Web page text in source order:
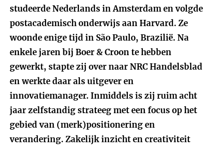
studeerde Nederlands in Amsterdam en volgde
postacademisch onderwijs aan Harvard. Ze
woonde enige tijd in São Paulo, Brazilië. Na
enkele jaren bij Boer & Croon te hebben
gewerkt, stapte zij over naar NRC Handelsblad
en werkte daar als uitgever en
innovatiemanager. Inmiddels is zij ruim acht
jaar zelfstandig strateeg met een focus op het
gebied van (merk)positionering en
verandering. Zakelijk inzicht en creativiteit